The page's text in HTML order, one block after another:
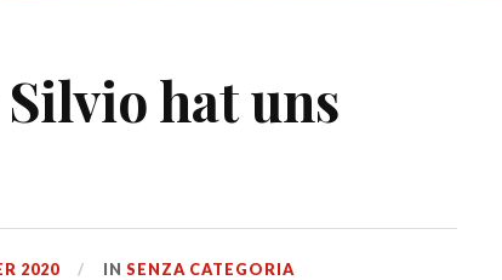
hat uns
2020 INSENZA CATEGORIA